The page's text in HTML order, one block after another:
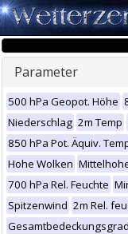
Parameter
500 hPa Geopot. Höhe
Niederschlag 2m Temp
850 hPa Pot. Äquiv.
Hohe Wolken
700 hPa Rel. Feuchte
Spitzenwind 2m Rel.
Gesamtbedeckungsgrad